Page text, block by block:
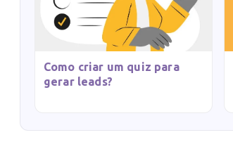
Como criar um quiz para
gerar leads?